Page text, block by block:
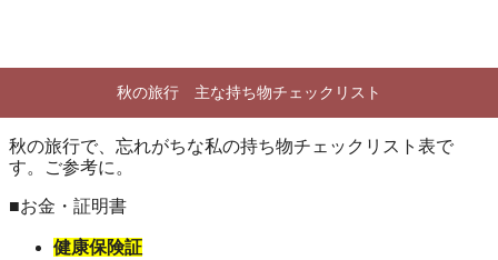
秋の旅行 主な持ち物チェックリスト
秋の旅行で、忘れがちな私の持ち物チェックリスト表で
す。ご参考に。
■お金・証明書
健康保険証